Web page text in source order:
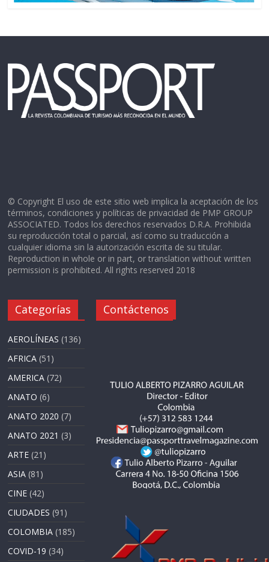
© Copyright El uso de este sitio web implica la aceptación de los
términos, condiciones y políticas de privacidad de PMP GROUP
ASSOCIATED. Todos los derechos reservados D.R.A. Prohibida
su reproducción total o parcial, así como su traducción a
cualquier idioma sin la autorización escrita de su titular.
Reproduction in whole or in part, or translation without written
permission is prohibited. All rights reserved 2018
Categorías
AEROLÍNEAS (136)
AFRICA (51)
AMERICA (72)
ANATO (6)
ANATO 2020 (7)
ANATO 2021 (3)
ARTE (21)
ASIA (81)
CINE (42)
CIUDADES (91)
COLOMBIA (185)
COVID-19 (34)
Contáctenos